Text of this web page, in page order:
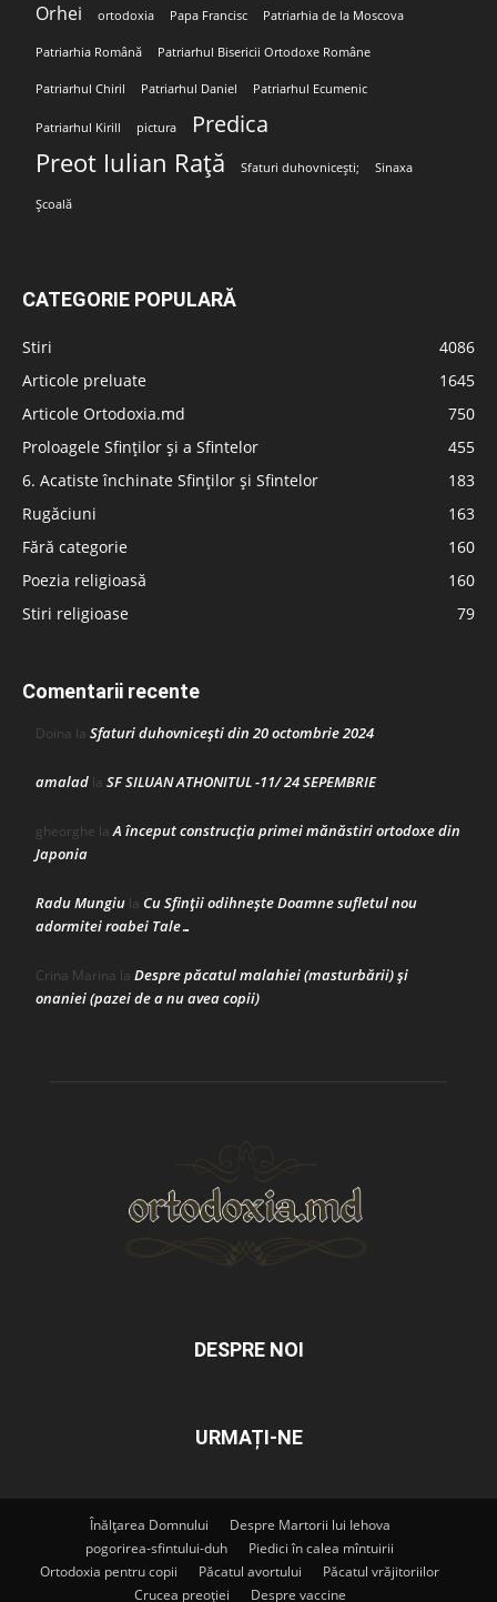
Orhei ortodoxia Papa Francisc Patriarhia de la Moscova
Patriarhia Română Patriarhul Bisericii Ortodoxe Române
Patriarhul Chiril Patriarhul Daniel Patriarhul Ecumenic
Patriarhul Kirill pictura Predica
Preot Iulian Rață Sfaturi duhovnicești; Sinaxa
Școală
CATEGORIE POPULARĂ
Stiri
4086
Articole preluate
1645
Articole Ortodoxia.md
750
Proloagele Sfinților și a Sfintelor
455
6. Acatiste închinate Sfinților și Sfintelor
183
Rugăciuni
163
Fără categorie
160
Poezia religioasă
160
Stiri religioase
79
Comentarii recente
Doina la Sfaturi duhovnicești din 20 octombrie 2024
amalad la SF SILUAN ATHONITUL -11/ 24 SEPEMBRIE
gheorghe laA început construcţia primei mănăstiri ortodoxe din
Japonia
Radu Mungiu la Cu Sfinții odihnește Doamne sufletul nou
adormitei roabei Tale…
Crina Marina la Despre păcatul malahiei (masturbării) şi
onaniei (pazei de a nu avea copii)
DESPRE NOI
URMAȚI-NE
Înălțarea Domnului
Despre Martorii lui Iehova
pogorirea-sfintului-duh
Piedici în calea mîntuirii
Ortodoxia pentru copii
Păcatul avortului
Păcatul vrăjitoriilor
Crucea preoției
Despre vaccine